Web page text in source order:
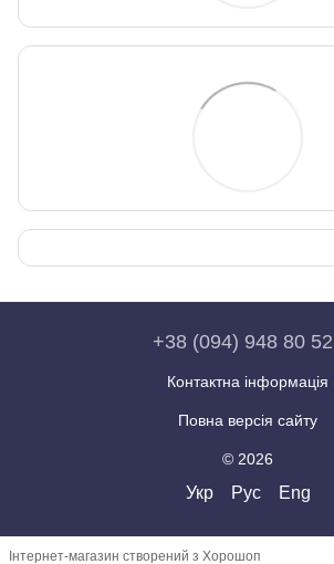
+38 (094) 948 80 52
Контактна інформація
Повна версія сайту
© 2026
Укр Рус Eng
Інтернет-магазин створений з Хорошоп